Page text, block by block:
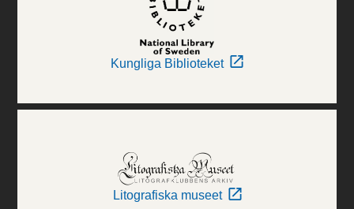
Kungliga Biblioteket
Litografiska museet